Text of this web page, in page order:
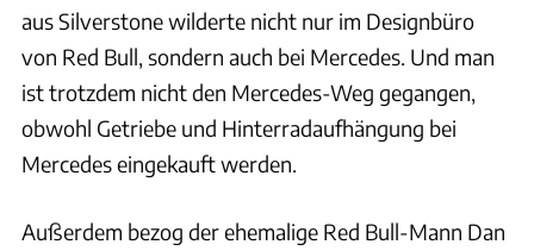
aus Silverstone wilderte nicht nur im Designbüro
von Red Bull, sondern auch bei Mercedes. Und man
ist trotzdem nicht den Mercedes-Weg gegangen,
obwohl Getriebe und Hinterradaufhängung bei
Mercedes eingekauft werden.
Außerdem bezog der ehemalige Red Bull-Mann Dan